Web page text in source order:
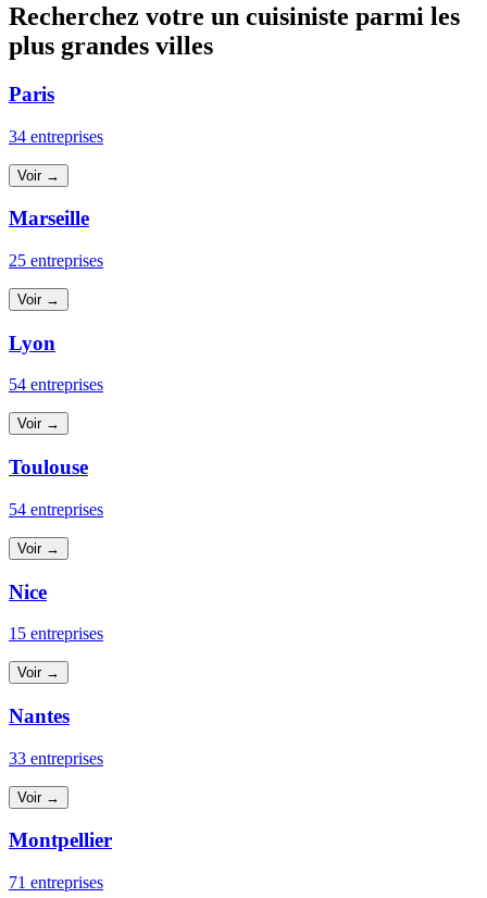
Recherchez votre un cuisiniste parmi les
plus grandes villes
Paris
34 entreprises
Voir →
Marseille
25 entreprises
Voir →
Lyon
54 entreprises
Voir →
Toulouse
54 entreprises
Voir →
Nice
15 entreprises
Voir →
Nantes
33 entreprises
Voir →
Montpellier
71 entreprises